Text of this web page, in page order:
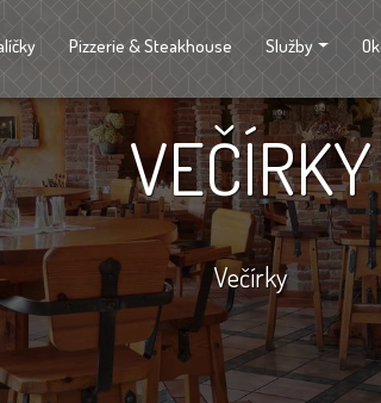
Pizzerie & Steakhouse Služby
VEČÍRKY
Večírky